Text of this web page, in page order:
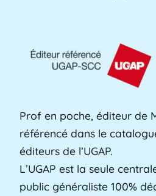
L'AFPA, ou Association
formation professionnelle
Alerte précoce
L'alerte précoce est un outil
établissements utilisent
Lire plus »
Prof en poche, éditeur de
référencé dans le
éditeurs de l’UGAP.
L’UGAP est la seule
public généraliste 100%